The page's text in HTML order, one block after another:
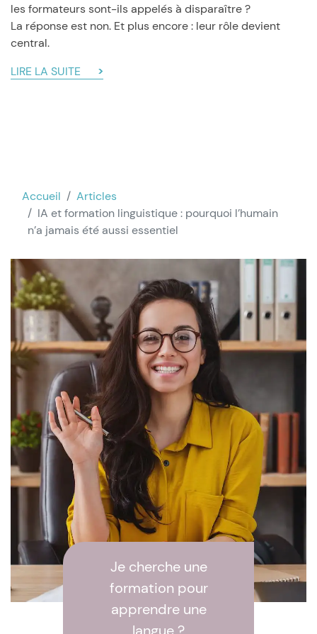
les formateurs sont-ils appelés à disparaître ?
La réponse est non. Et plus encore : leur rôle devient
central.
LIRE LA SUITE
Accueil
Articles
IA et formation linguistique : pourquoi l’humain
n’a jamais été aussi essentiel
Je cherche une
formation pour
apprendre une